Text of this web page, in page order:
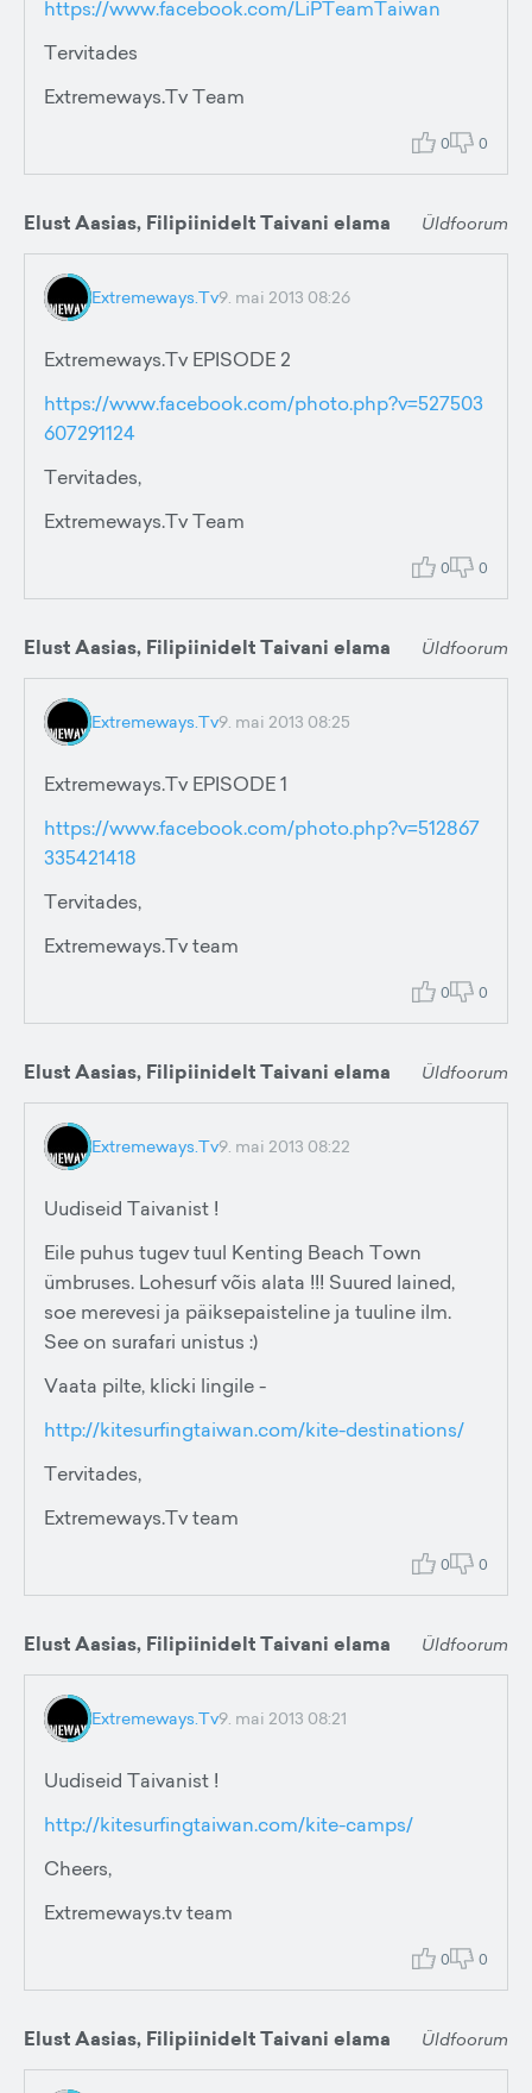
https://www.facebook.com/LiPTeamTaiwan
Tervitades
Extremeways.Tv Team
0 0
Elust Aasias, Filipiinidelt Taivani elama Üldfoorum
Extremeways.Tv9. mai 2013 08:26
Extremeways.Tv EPISODE 2
https://www.facebook.com/photo.php?v=527503
607291124
Tervitades,
Extremeways.Tv Team
0 0
Elust Aasias, Filipiinidelt Taivani elama Üldfoorum
Extremeways.Tv9. mai 2013 08:25
Extremeways.Tv EPISODE 1
https://www.facebook.com/photo.php?v=512867
335421418
Tervitades,
Extremeways.Tv team
0 0
Elust Aasias, Filipiinidelt Taivani elama Üldfoorum
Extremeways.Tv9. mai 2013 08:22
Uudiseid Taivanist !
Eile puhus tugev tuul Kenting Beach Town
ümbruses. Lohesurf võis alata !!! Suured lained,
soe merevesi ja päiksepaisteline ja tuuline ilm.
See on surafari unistus :)
Vaata pilte, klicki lingile -
http://kitesurfingtaiwan.com/kite-destinations/
Tervitades,
Extremeways.Tv team
0 0
Elust Aasias, Filipiinidelt Taivani elama Üldfoorum
Extremeways.Tv9. mai 2013 08:21
Uudiseid Taivanist !
http://kitesurfingtaiwan.com/kite-camps/
Cheers,
Extremeways.tv team
0 0
Elust Aasias, Filipiinidelt Taivani elama Üldfoorum